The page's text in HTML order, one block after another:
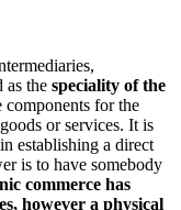
as the speciality of the
components for the
or services. It is
establishing a direct
is to have somebody
commerce has
however a physical